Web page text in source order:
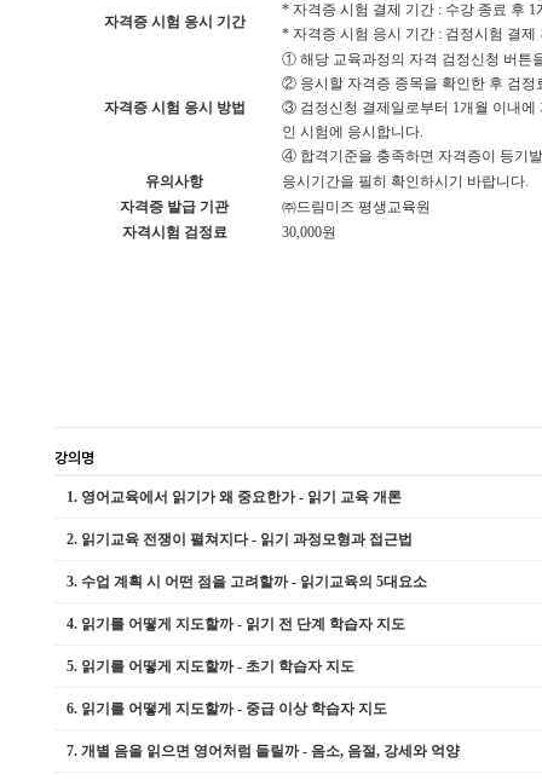
자격증 시험 응시 기간
* 자격증 시험 결제 기간 : 수강 종료 후 1
* 자격증 시험 응시 기간 : 검정시험 결제
자격증 시험 응시 방법
① 해당 교육과정의 자격 검정신청 버튼
② 응시할 자격증 종목을 확인한 후 검정
③ 검정신청 결제일로부터 1개월 이내에
인 시험에 응시합니다.
④ 합격기준을 충족하면 자격증이 등기
유의사항
응시기간을 필히 확인하시기 바랍니다.
자격증 발급 기관
㈜드림미즈 평생교육원
자격시험 검정료
30,000원
강의명
1. 영어교육에서 읽기가 왜 중요한가 - 읽기 교육 개론
2. 읽기교육 전쟁이 펼쳐지다 - 읽기 과정모형과 접근법
3. 수업 계획 시 어떤 점을 고려할까 - 읽기교육의 5대요소
4. 읽기를 어떻게 지도할까 - 읽기 전 단계 학습자 지도
5. 읽기를 어떻게 지도할까 - 초기 학습자 지도
6. 읽기를 어떻게 지도할까 - 중급 이상 학습자 지도
7. 개별 음을 읽으면 영어처럼 들릴까 - 음소, 음절, 강세와 억양